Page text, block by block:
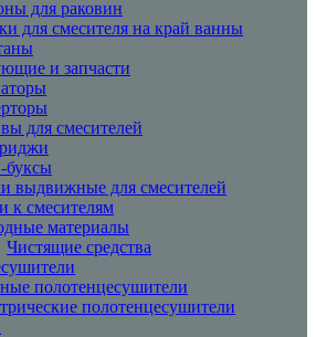
для раковин
для смесителя на край ванны
и запчасти
для смесителей
буксы
выдвижные для смесителей
к смесителям
материалы
Чистящие средства
полотенцесушители
полотенцесушители